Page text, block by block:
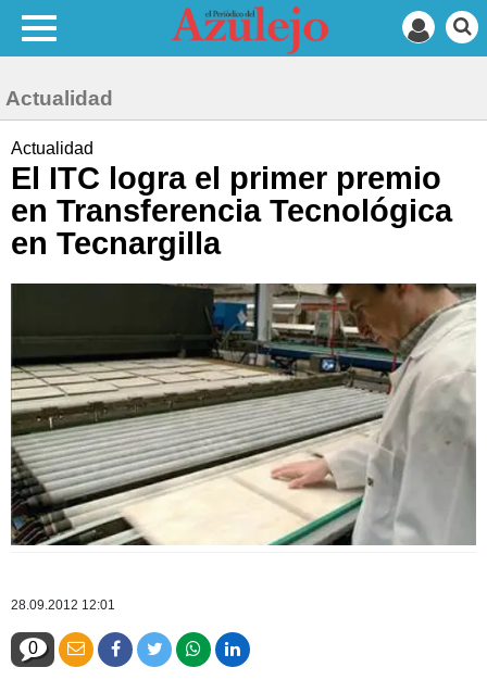
Actualidad
Actualidad
El ITC logra el primer premio
en Transferencia Tecnológica
en Tecnargilla
28.09.2012 12:01
0